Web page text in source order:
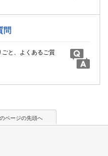
問
ごと、よくあるご質
ページの先頭へ